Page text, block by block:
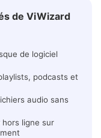
de ViWizard
de logiciel
podcasts et
audio sans
ligne sur